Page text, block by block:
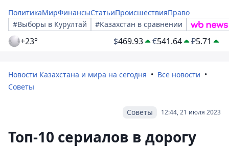
ПолитикаМирФинансыСтатьиПроисшествияПраво
#Выборы в Курултай
#Казахстан в сравнении
+23° $469.93 €541.64 ₽5.71
Новости Казахстана и мира на сегодня
Все новости
Советы
12:44, 21 июля 2023
Советы
Топ-10 сериалов в дорогу